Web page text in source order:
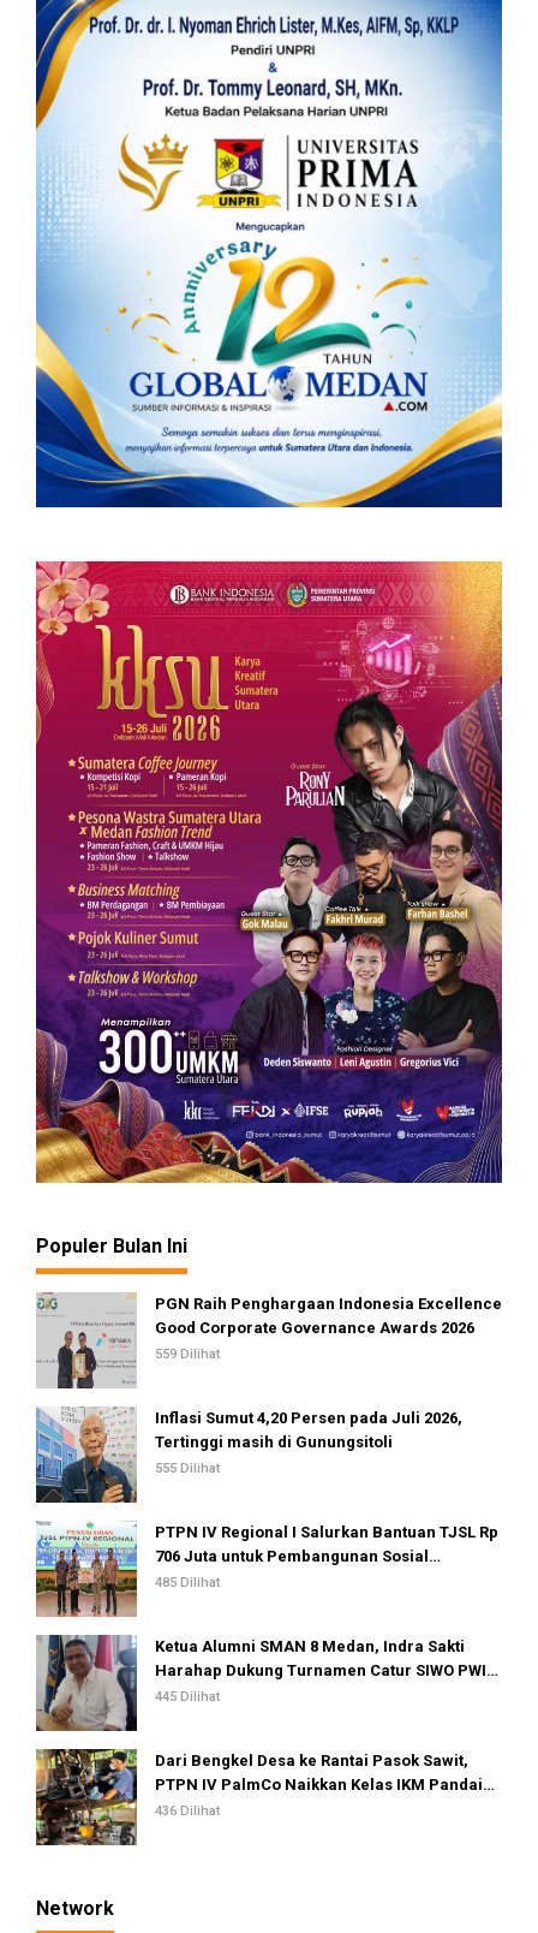
Populer Bulan Ini
PGN Raih Penghargaan Indonesia Excellence
Good Corporate Governance Awards 2026
559 Dilihat
Inflasi Sumut 4,20 Persen pada Juli 2026,
Tertinggi masih di Gunungsitoli
555 Dilihat
PTPN IV Regional I Salurkan Bantuan TJSL Rp
706 Juta untuk Pembangunan Sosial
Berkelanjutan
485 Dilihat
Ketua Alumni SMAN 8 Medan, Indra Sakti
Harahap Dukung Turnamen Catur SIWO PWI
Sumut 2026
445 Dilihat
Dari Bengkel Desa ke Rantai Pasok Sawit,
PTPN IV PalmCo Naikkan Kelas IKM Pandai
Besi
436 Dilihat
Network